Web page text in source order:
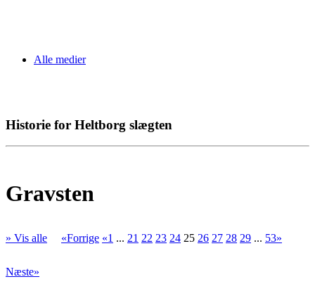
Alle medier
Historie for Heltborg slægten
Gravsten
» Vis alle «Forrige «1 ... 21 22 23 24 25 26 27 28 29 ... 53»
Næste»